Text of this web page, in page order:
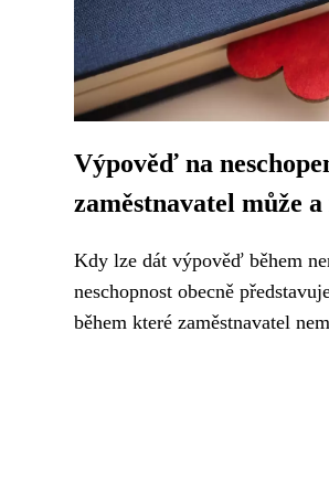
Výpověď na
zaměstnavatel může a
Kdy lze dát výpověď během
neschopnost obecně
během které zaměstnavatel